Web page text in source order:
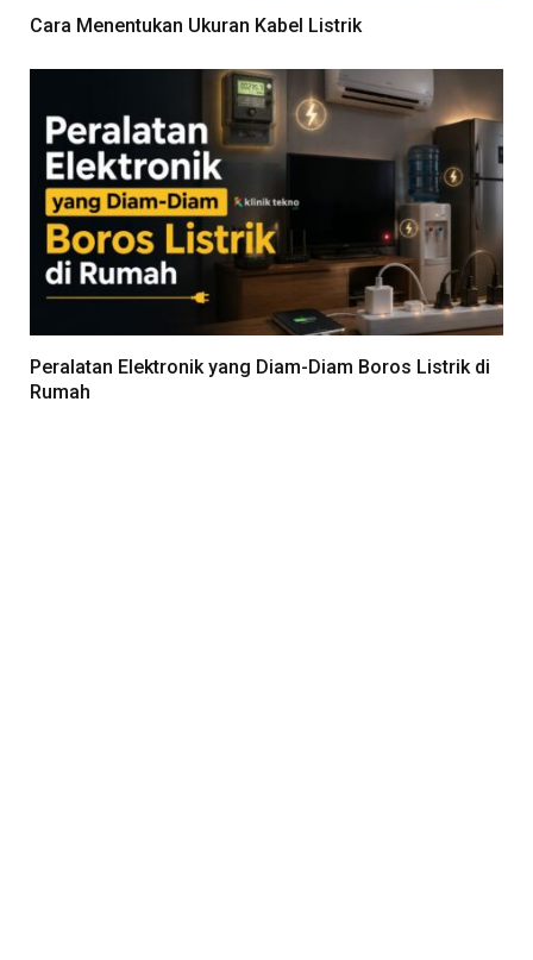
Cara Menentukan Ukuran Kabel Listrik
Peralatan Elektronik yang Diam-Diam Boros Listrik di
Rumah